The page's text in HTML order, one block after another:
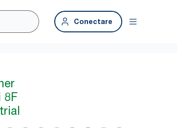
Conectare
8F